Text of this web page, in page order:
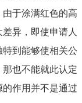
于涂满红色的高
异，即使申请人
到能够使相关公
也不能就此认定
作用并不是通过